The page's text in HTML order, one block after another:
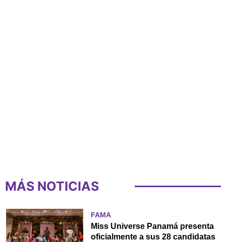
MÁS NOTICIAS
FAMA
Miss Universe Panamá presenta
oficialmente a sus 28 candidatas